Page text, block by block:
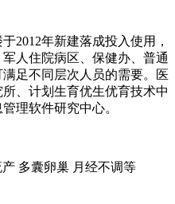
2012年新建落成投入使用，
人住院病区、保健办、普通
足不同层次人员的需要。医
、计划生育优生优育技术中
理软件研究中心。
多囊卵巢 月经不调等